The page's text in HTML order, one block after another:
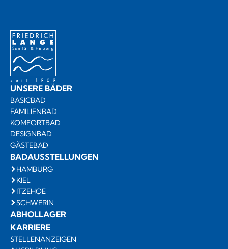
UNSERE BÄDER
BASICBAD
FAMILIENBAD
KOMFORTBAD
DESIGNBAD
GÄSTEBAD
BADAUSSTELLUNGEN
HAMBURG
KIEL
ITZEHOE
SCHWERIN
ABHOLLAGER
KARRIERE
STELLENANZEIGEN